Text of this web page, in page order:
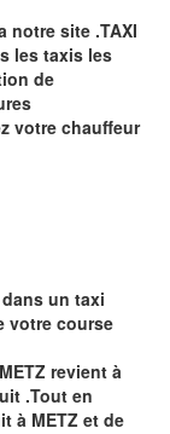
notre site .TAXI
les taxis les
de
votre chauffeur
un taxi
votre course
METZ revient à
.Tout en
à METZ et de